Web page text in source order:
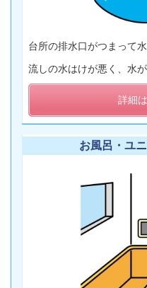
台所の排水口がつまって水
流しの水はけが悪く、水
詳細
お風呂・ユ